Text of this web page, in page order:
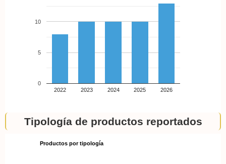
2022 2023 2024 2025 2026
0
5
10
Tipología de productos reportados
Productos por tipología